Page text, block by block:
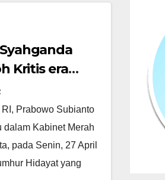
Kritis era
Prabowo Subianto
dalam Kabinet Merah
pada Senin, 27 April
Hidayat yang